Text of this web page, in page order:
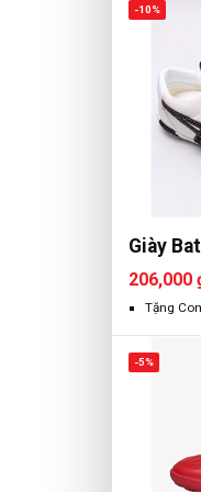
Giày
206,000
-10%
Tặng
-5%